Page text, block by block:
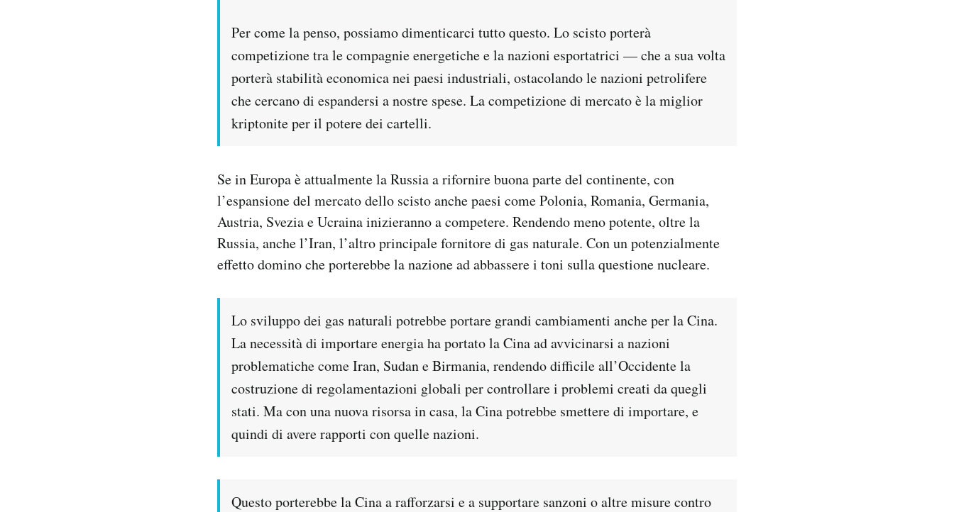
Per come la penso, possiamo dimenticarci tutto questo. Lo scisto porterà
competizione tra le compagnie energetiche e la nazioni esportatrici — che a sua volta
porterà stabilità economica nei paesi industriali, ostacolando le nazioni petrolifere
che cercano di espandersi a nostre spese. La competizione di mercato è la miglior
kriptonite per il potere dei cartelli.
Se in Europa è attualmente la Russia a rifornire buona parte del continente, con
l’espansione del mercato dello scisto anche paesi come Polonia, Romania, Germania,
Austria, Svezia e Ucraina inizieranno a competere. Rendendo meno potente, oltre la
Russia, anche l’Iran, l’altro principale fornitore di gas naturale. Con un potenzialmente
effetto domino che porterebbe la nazione ad abbassere i toni sulla questione nucleare.
Lo sviluppo dei gas naturali potrebbe portare grandi cambiamenti anche per la Cina.
La necessità di importare energia ha portato la Cina ad avvicinarsi a nazioni
problematiche come Iran, Sudan e Birmania, rendendo difficile all’Occidente la
costruzione di regolamentazioni globali per controllare i problemi creati da quegli
stati. Ma con una nuova risorsa in casa, la Cina potrebbe smettere di importare, e
quindi di avere rapporti con quelle nazioni.
Questo porterebbe la Cina a rafforzarsi e a supportare sanzoni o altre misure contro